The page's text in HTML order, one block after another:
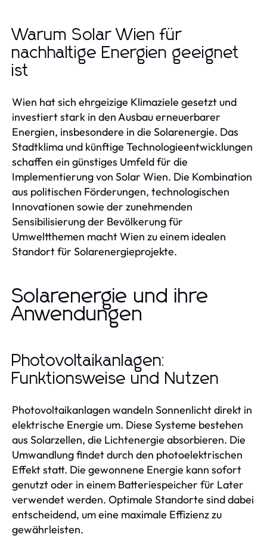
Warum Solar Wien für
nachhaltige Energien geeignet
ist
Wien hat sich ehrgeizige Klimaziele gesetzt und
investiert stark in den Ausbau erneuerbarer
Energien, insbesondere in die Solarenergie. Das
Stadtklima und künftige Technologieentwicklungen
schaffen ein günstiges Umfeld für die
Implementierung von Solar Wien. Die Kombination
aus politischen Förderungen, technologischen
Innovationen sowie der zunehmenden
Sensibilisierung der Bevölkerung für
Umweltthemen macht Wien zu einem idealen
Standort für Solarenergieprojekte.
Solarenergie und ihre
Anwendungen
Photovoltaikanlagen:
Funktionsweise und Nutzen
Photovoltaikanlagen wandeln Sonnenlicht direkt in
elektrische Energie um. Diese Systeme bestehen
aus Solarzellen, die Lichtenergie absorbieren. Die
Umwandlung findet durch den photoelektrischen
Effekt statt. Die gewonnene Energie kann sofort
genutzt oder in einem Batteriespeicher für Later
verwendet werden. Optimale Standorte sind dabei
entscheidend, um eine maximale Effizienz zu
gewährleisten.